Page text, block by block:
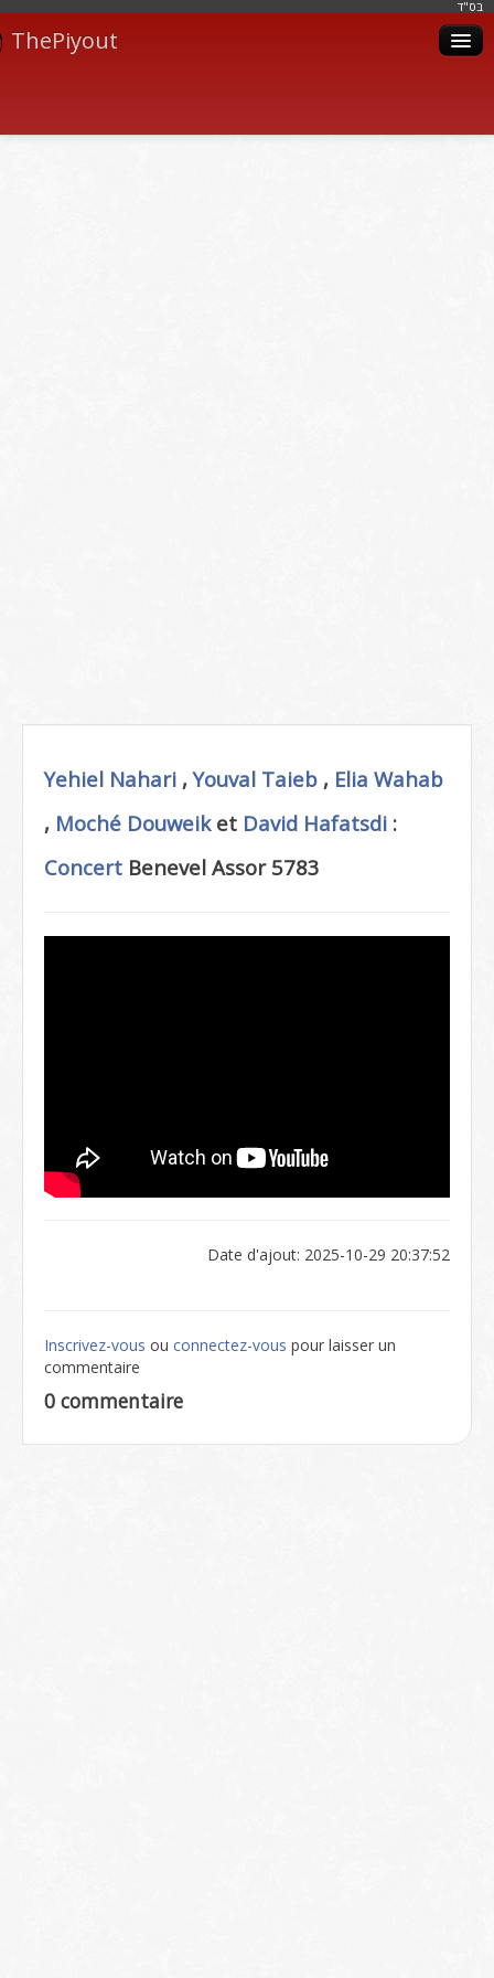
בּס"ד
ThePiyout
Yehiel Nahari , Youval Taieb , Elia Wahab
, Moché Douweiket David Hafatsdi :
Concert Benevel Assor 5783
Date d'ajout: 2025-10-29 20:37:52
Inscrivez-vous ou connectez-vous pour laisser un
commentaire
0 commentaire